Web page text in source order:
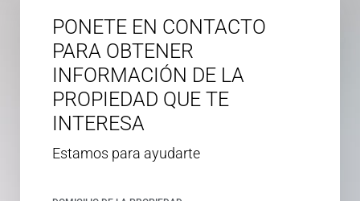
PONETE EN CONTACTO
PARA OBTENER
INFORMACIÓN DE LA
PROPIEDAD QUE TE
INTERESA
Estamos para ayudarte